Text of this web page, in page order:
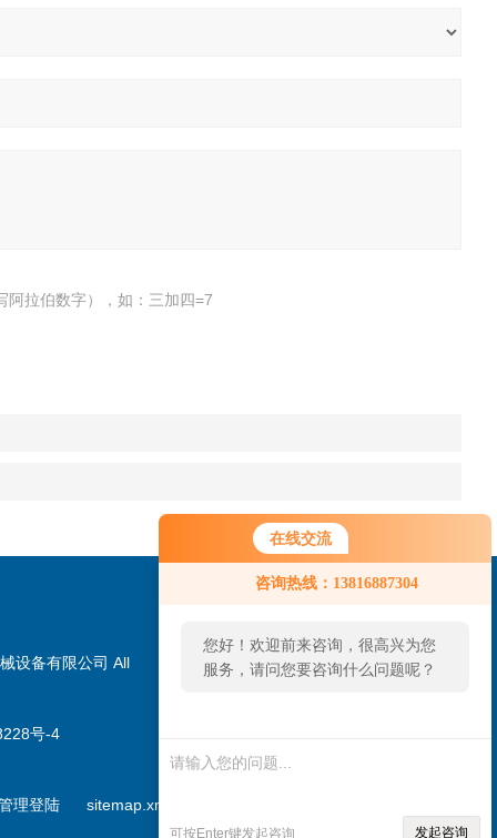
在线交流
咨询热线：13816887304
您好！欢迎前来咨询，很高兴为您
服务，请问您要咨询什么问题呢？
可按Enter键发起咨询 发起咨询
阿拉伯数字），如：三加四=7
设备有限公司 All
号-4
理登陆 sitemap.xml